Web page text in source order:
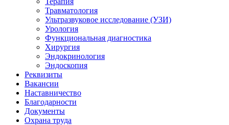
Травматология
Ультразвуковое исследование (УЗИ)
Урология
Функциональная диагностика
Хирургия
Эндокринология
Эндоскопия
Реквизиты
Вакансии
Наставничество
Благодарности
Документы
Охрана труда